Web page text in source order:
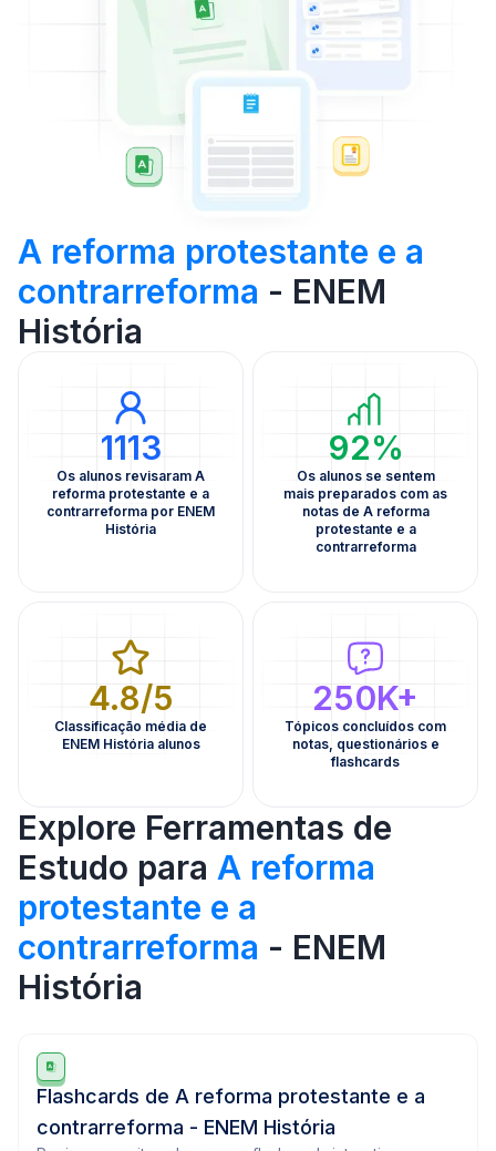
A reforma protestante e a
contrarreforma - ENEM
História
1113
Os alunos revisaram A
reforma protestante e a
contrarreforma por ENEM
História
92%
Os alunos se sentem
mais preparados com as
notas de A reforma
protestante e a
contrarreforma
4.8/5
Classificação média de
ENEM História alunos
250K+
Tópicos concluídos com
notas, questionários e
flashcards
Explore Ferramentas de
Estudo para A reforma
protestante e a
contrarreforma - ENEM
História
Flashcards de A reforma protestante e a
contrarreforma - ENEM História